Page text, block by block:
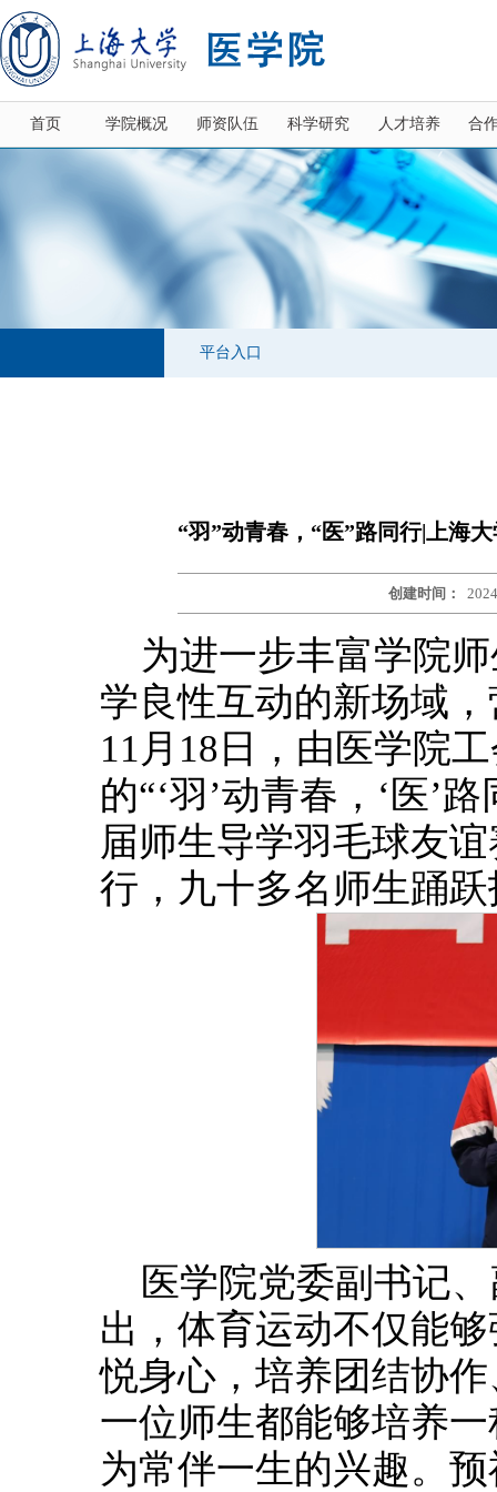
首页 学院概况 师资队伍 科学研究 人才培养 合
平台入口
“羽”动青春，“医”路同行|上海
创建时间：
为进一步丰富学院
学良性互动的新场域
11月18日，由医学院
的“‘羽’动青春，‘医’
届师生导学羽毛球友
行，九十多名师生踊
医学院党委副书记
出，体育运动不仅能
悦身心，培养团结协
一位师生都能够培养
为常伴一生的兴趣。